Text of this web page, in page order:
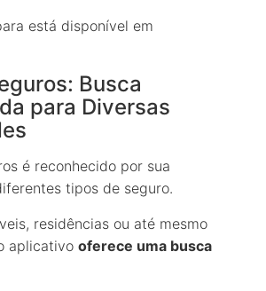
está disponível em
Busca
para Diversas
é reconhecido por sua
tipos de seguro.
residências ou até mesmo
aplicativo oferece uma busca